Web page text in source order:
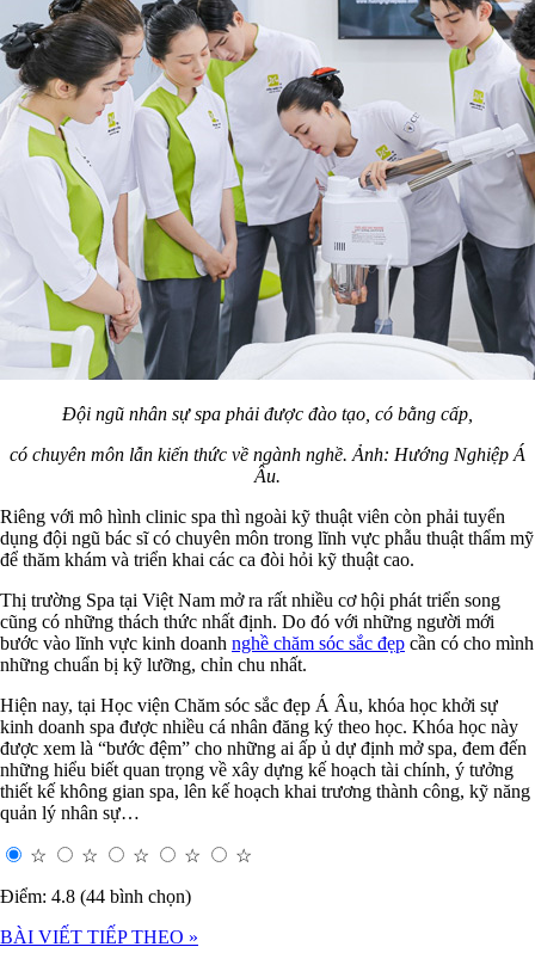
Đội ngũ nhân sự spa phải được đào tạo, có bằng cấp,
có chuyên môn lẫn kiến thức về ngành nghề. Ảnh: Hướng Nghiệp Á
Âu.
Riêng với mô hình clinic spa thì ngoài kỹ thuật viên còn phải tuyển
dụng đội ngũ bác sĩ có chuyên môn trong lĩnh vực phẫu thuật thẩm mỹ
để thăm khám và triển khai các ca đòi hỏi kỹ thuật cao.
Thị trường Spa tại Việt Nam mở ra rất nhiều cơ hội phát triển song
cũng có những thách thức nhất định. Do đó với những người mới
bước vào lĩnh vực kinh doanh nghề chăm sóc sắc đẹp cần có cho mình
những chuẩn bị kỹ lưỡng, chỉn chu nhất.
Hiện nay, tại Học viện Chăm sóc sắc đẹp Á Âu, khóa học khởi sự
kinh doanh spa được nhiều cá nhân đăng ký theo học. Khóa học này
được xem là “bước đệm” cho những ai ấp ủ dự định mở spa, đem đến
những hiểu biết quan trọng về xây dựng kế hoạch tài chính, ý tưởng
thiết kế không gian spa, lên kế hoạch khai trương thành công, kỹ năng
quản lý nhân sự…
☆ ☆ ☆ ☆
☆
Điểm: 4.8 (44 bình chọn)
BÀI VIẾT TIẾP THEO »